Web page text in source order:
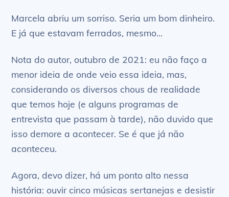
Marcela abriu um sorriso. Seria um bom dinheiro.
E já que estavam ferrados, mesmo…
Nota do autor, outubro de 2021: eu não faço a
menor ideia de onde veio essa ideia, mas,
considerando os diversos chous de realidade
que temos hoje (e alguns programas de
entrevista que passam à tarde), não duvido que
isso demore a acontecer. Se é que já não
aconteceu.
Agora, devo dizer, há um ponto alto nessa
história: ouvir cinco músicas sertanejas e desistir